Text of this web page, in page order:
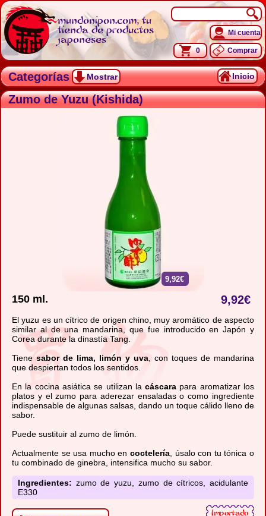
mundonipon.com, tu
tienda de productos
japoneses
Mi cuenta
0 Comprar
Categorías Mostrar Inicio
Zumo de Yuzu (Kishida)
9,92€
150 ml. 9,92€
El yuzu es un cítrico de origen chino, muy aromático de aspecto
similar al de una mandarina, que fue introducido en Japón y
Corea durante la dinastía Tang.
Tiene sabor de lima, limón y uva , con toques de mandarina
que despiertan todos los sentidos.
En la cocina asiática se utilizan lacáscara para aromatizar los
platos y el zumo para aderezar ensaladas o como ingrediente
indispensable de algunas salsas, dando un toque cálido lleno de
sabor.
Puede sustituir al zumo de limón.
Actualmente se usa mucho en coctelería , úsalo con tu tónica o
tu combinado de ginebra, intensifica mucho su sabor.
Ingredientes: zumo de yuzu, zumo de cítricos, acidulante
E330